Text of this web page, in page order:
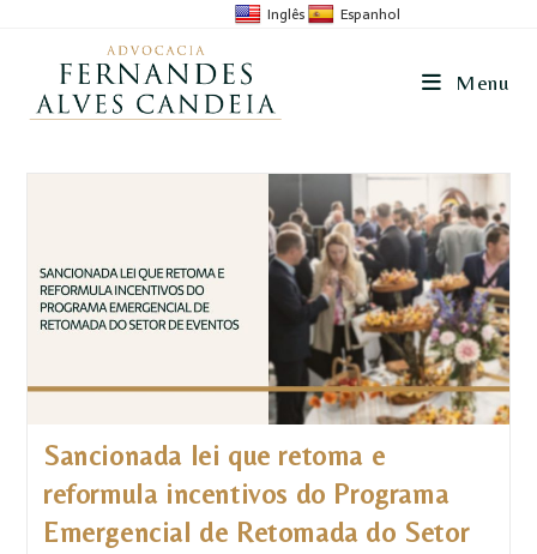
Inglês Espanhol
Menu
Sancionada lei que retoma e
reformula incentivos do Programa
Emergencial de Retomada do Setor